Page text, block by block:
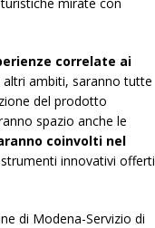
correlate ai
ambiti, saranno tutte
del prodotto
spazio anche le
coinvolti nel
innovativi offerti
di Modena-Servizio di